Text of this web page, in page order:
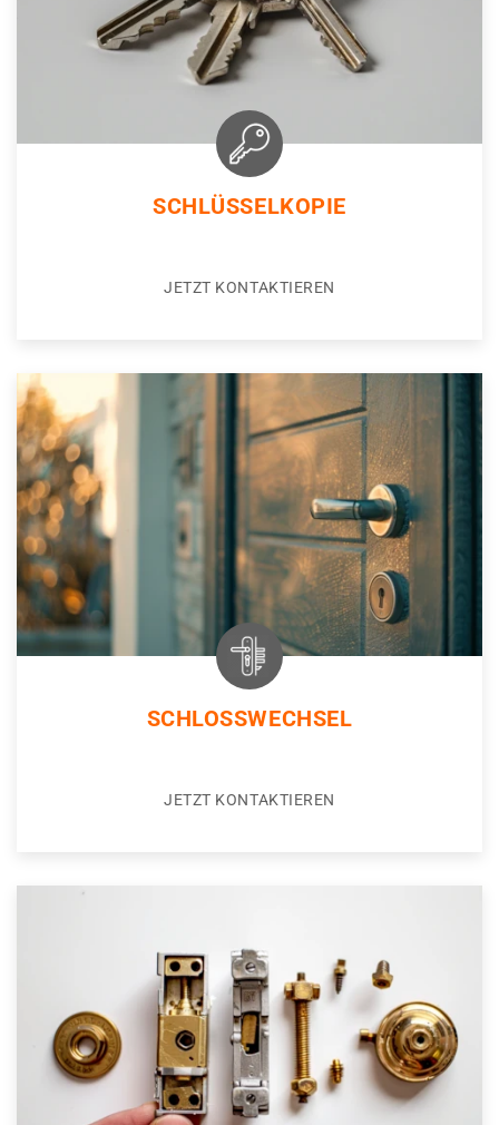
SCHLÜSSELKOPIE
JETZT KONTAKTIEREN
SCHLOSSWECHSEL
JETZT KONTAKTIEREN